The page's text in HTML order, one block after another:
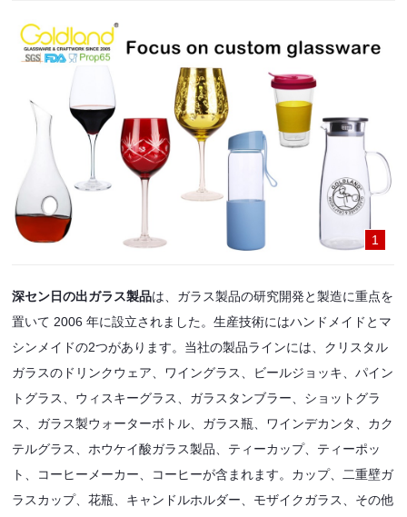
1
深セン日の出ガラス製品は、ガラス製品の研究開発と製造に重点を
置いて 2006 年に設立されました。生産技術にはハンドメイドとマ
シンメイドの2つがあります。当社の製品ラインには、クリスタル
ガラスのドリンクウェア、ワイングラス、ビールジョッキ、パイン
トグラス、ウィスキーグラス、ガラスタンブラー、ショットグラ
ス、ガラス製ウォーターボトル、ガラス瓶、ワインデカンタ、カク
テルグラス、ホウケイ酸ガラス製品、ティーカップ、ティーポッ
ト、コーヒーメーカー、コーヒーが含まれます。カップ、二重壁ガ
ラスカップ、花瓶、キャンドルホルダー、モザイクガラス、その他